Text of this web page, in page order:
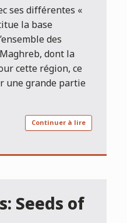
ses différentes «
la base
des
dont la
cette région, ce
une grande partie
Continuer à lire
Seeds of